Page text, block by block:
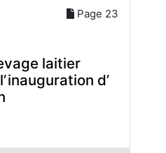
Page 23
laitier
inauguration d’